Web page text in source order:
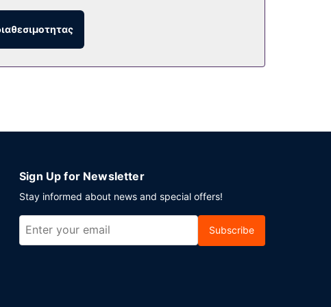
Sign Up for Newsletter
Stay informed about news and special offers!
Subscribe